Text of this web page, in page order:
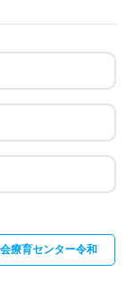
療育センター令和